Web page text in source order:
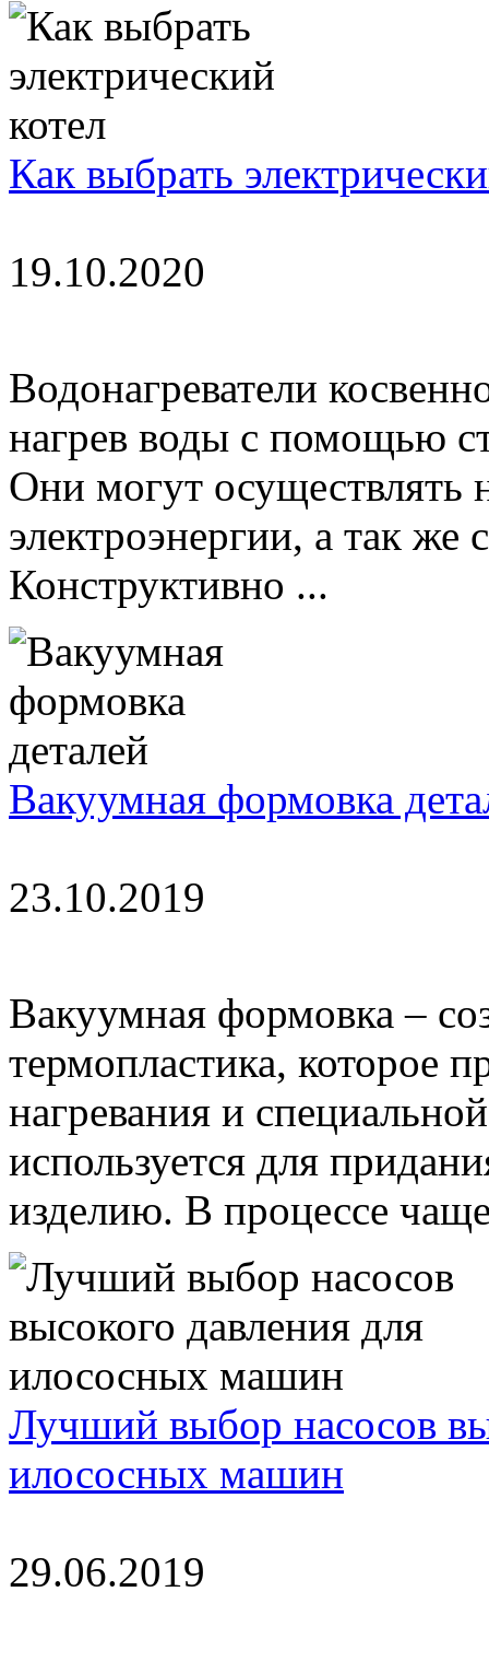
Как выбрать
19.10.2020
Водонагреватели
нагрев воды с помощью
Они могут
электроэнергии, а так
Конструктивно ...
Вакуумная формовка
23.10.2019
Вакуумная формовка –
термопластика, которое
нагревания и
используется для
изделию. В процессе
Лучший выбор насосов
илососных машин
29.06.2019